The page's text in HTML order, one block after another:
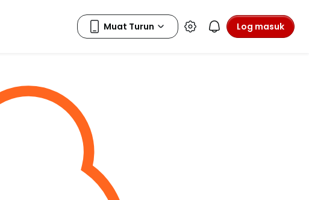
Log masuk